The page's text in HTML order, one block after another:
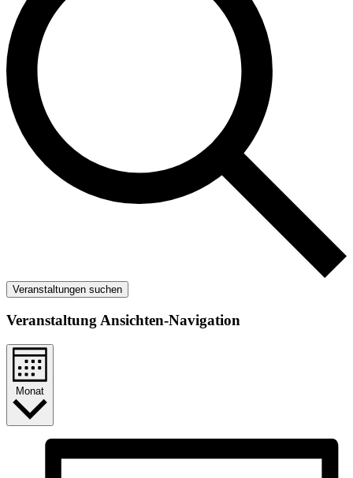
Veranstaltungen suchen
Veranstaltung Ansichten-Navigation
Monat